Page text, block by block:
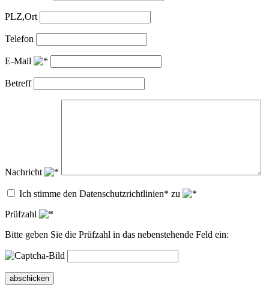
PLZ,Ort
Telefon
E-Mail
Betreff
Nachricht
Ich stimme den Datenschutzrichtlinien* zu
Prüfzahl
Bitte geben Sie die Prüfzahl in das nebenstehende Feld ein:
abschicken